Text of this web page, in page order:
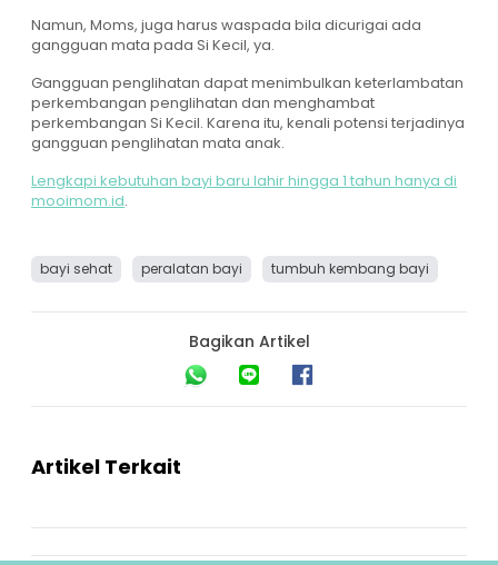
Namun, Moms, juga harus waspada bila dicurigai ada
gangguan mata pada Si Kecil, ya.
Gangguan penglihatan dapat menimbulkan keterlambatan
perkembangan penglihatan dan menghambat
perkembangan Si Kecil. Karena itu, kenali potensi terjadinya
gangguan penglihatan mata anak.
Lengkapi kebutuhan bayi baru lahir hingga 1 tahun hanya di
mooimom.id.
bayi sehat peralatan bayi tumbuh kembang bayi
Bagikan Artikel
Artikel Terkait